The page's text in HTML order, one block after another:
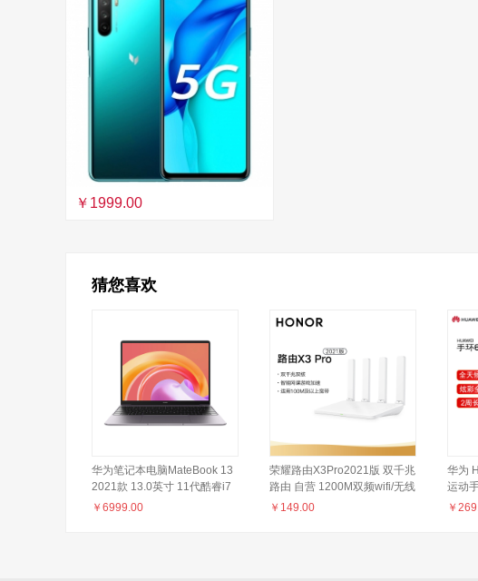
￥1999.00
猜您喜欢
华为笔记本电脑MateBook 13
2021款 13.0英寸 11代酷睿i7
16G 512G 锐炬显卡/2K触控轻
￥ 6999.00
荣耀路由X3Pro2021版 双千兆
路由 自营 1200M双频wifi/无线
家用穿墙/5G双频/智能网课游
￥ 149.00
华为
运动
监测/
￥